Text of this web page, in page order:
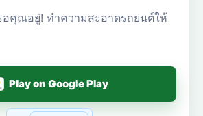
อคุณอยู่! ทำความสะอาดรถยนต์ให้
Play on Google Play